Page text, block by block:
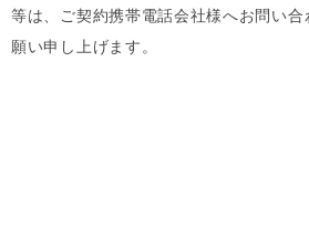
等は、ご契約携帯電話会社様へお問い
願い申し上げます。